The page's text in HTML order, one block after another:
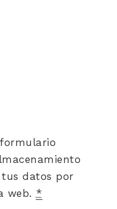
datos por
web. *